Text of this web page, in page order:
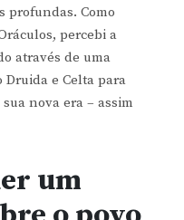
profundas. Como
percebi a
através de uma
e Celta para
nova era – assim
um